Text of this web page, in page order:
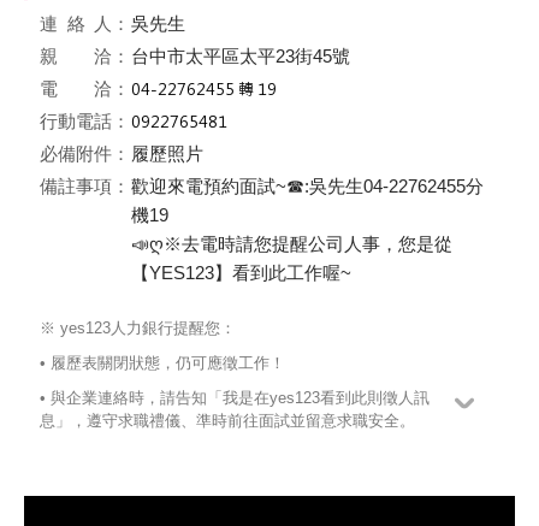
連絡
人： 吳先生
親 洽： 台中市太平區太平23街45號
電 洽：
行動電話：
必備附件： 履歷照片
備註事項： 歡迎來電預約面試~☎:吳先生04-22762455分
機19
📣ღ※去電時請您提醒公司人事，您是從
【YES123】看到此工作喔~
※ yes123人力銀行提醒您：
• 履歷表關閉狀態，仍可應徵工作！
• 與企業連絡時，請告知「我是在yes123看到此則徵人訊
息」，遵守求職禮儀、準時前往面試並留意求職安全。